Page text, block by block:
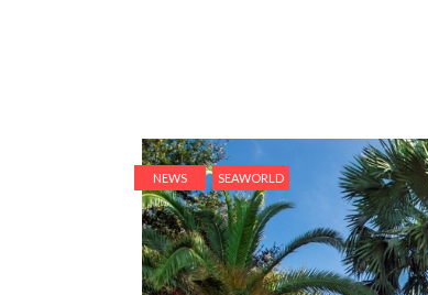
NEWS SEAWORLD